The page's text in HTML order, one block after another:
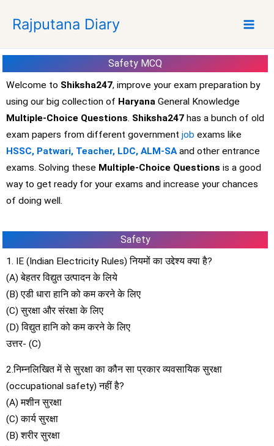
p
Rajputana Diary
Safety MCQ
Welcome to Shiksha247, improve your exam preparation by
using our big collection of Haryana General Knowledge
Multiple-Choice Questions. Shiksha247 has a bunch of old
exam papers from different government job exams like
HSSC, Patwari, Teacher, LDC, ALM-SA and other entrance
exams. Solving these Multiple-Choice Questions is a good
way to get ready for your exams and increase your chances
of doing well.
Safety
1. IE (Indian Electricity Rules) नियमों का उद्देश्य क्या है?
(A) बेहतर विद्युत उत्पादन के लिये
(B) एडी धारा हानि को कम करने के लिए
(C) सुरक्षा और संरक्षा के लिए
(D) विद्युत हानि को कम करने के लिए
उत्तर- (C)
2.निम्नलिखित में से सुरक्षा का कौन सा प्रकार व्यवसायिक सुरक्षा
(occupational safety) नहीं है?
(A) मशीन सुरक्षा
(C) कार्य सुरक्षा
(B) शरीर सुरक्षा